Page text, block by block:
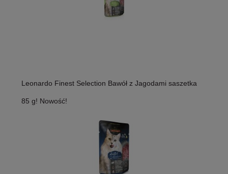
Leonardo Finest Selection Bawół z Jagodami saszetka
85 g! Nowość!